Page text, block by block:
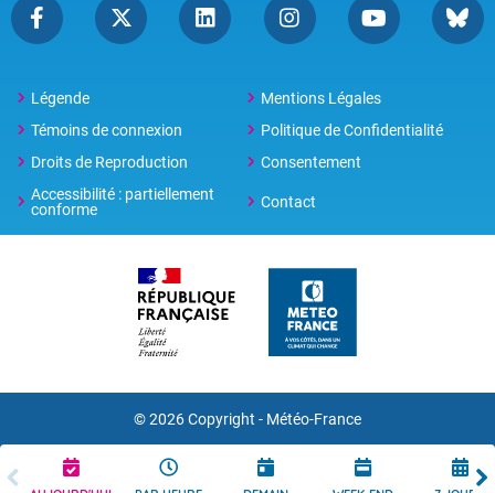
Légende
Mentions Légales
Témoins de connexion
Politique de Confidentialité
Droits de Reproduction
Consentement
Accessibilité : partiellement
conforme
Contact
© 2026 Copyright - Météo-France